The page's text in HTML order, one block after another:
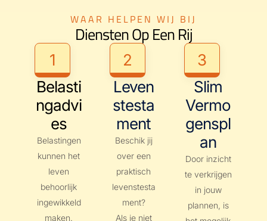
WAAR HELPEN WIJ BIJ
Diensten Op Een Rij
1
Belasti
Ngadvi
Es
Belastingen
kunnen het
leven
behoorlijk
ingewikkeld
maken.
2
Leven
Stesta
Ment
Beschik jij
over een
praktisch
levenstesta
ment?
Als je niet
3
Slim
Vermo
Genspl
An
Door inzicht
te verkrijgen
in jouw
plannen, is